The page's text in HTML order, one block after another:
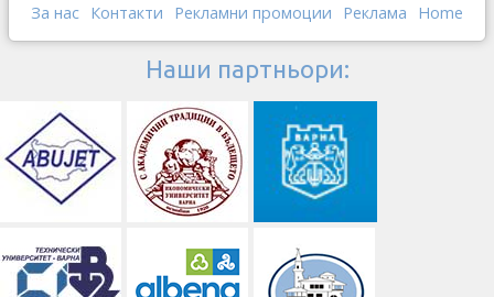
За нас Контакти Рекламни промоции Реклама Home
Наши партньори: